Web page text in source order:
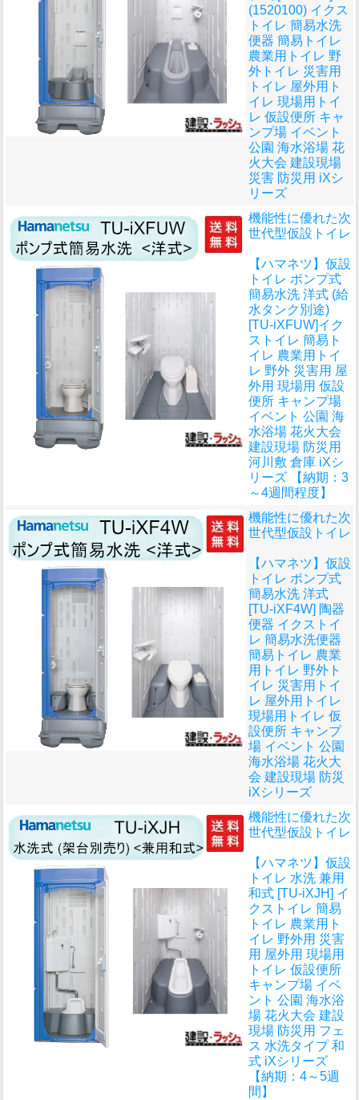
(1520100) イクス
トイレ 簡易水洗
便器 簡易トイレ
農業用トイレ 野
外トイレ 災害用
トイレ 屋外用ト
イレ 現場用トイ
レ 仮設便所 キャ
ンプ場 イベント
公園 海水浴場 花
火大会 建設現場
災害 防災用 iXシ
リーズ
機能性に優れた次
世代型仮設トイレ
【ハマネツ】仮設
トイレ ポンプ式
簡易水洗 洋式 (給
水タンク別途)
[TU-iXFUW]イク
ストイレ 簡易ト
イレ 農業用トイ
レ 野外 災害用 屋
外用 現場用 仮設
便所 キャンプ場
イベント 公園 海
水浴場 花火大会
建設現場 防災用
河川敷 倉庫 iXシ
リーズ 【納期：3
～4週間程度】
機能性に優れた次
世代型仮設トイレ
【ハマネツ】仮設
トイレ ポンプ式
簡易水洗 洋式
[TU-iXF4W] 陶器
便器 イクストイ
レ 簡易水洗便器
簡易トイレ 農業
用トイレ 野外ト
イレ 災害用トイ
レ 屋外用トイレ
現場用トイレ 仮
設便所 キャンプ
場 イベント 公園
海水浴場 花火大
会 建設現場 防災
iXシリーズ
機能性に優れた次
世代型仮設トイレ
【ハマネツ】仮設
トイレ 水洗 兼用
和式 [TU-iXJH] イ
クストイレ 簡易
トイレ 農業用ト
イレ 野外用 災害
用 屋外用 現場用
トイレ 仮設便所
キャンプ場 イベ
ント 公園 海水浴
場 花火大会 建設
現場 防災用 フェ
ス 水洗タイプ 和
式 iXシリーズ
【納期：4～5週
間】